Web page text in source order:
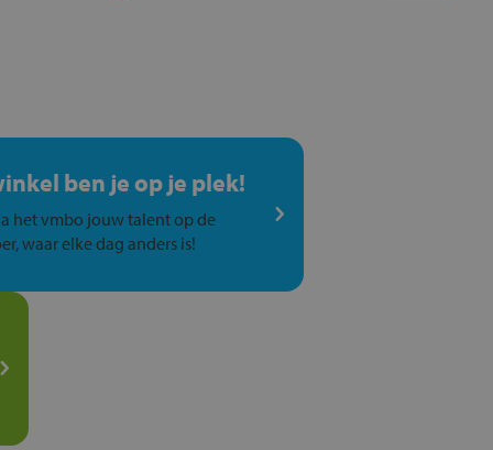
ben je op je plek!
het vmbo jouw talent op de
waar elke dag anders is!